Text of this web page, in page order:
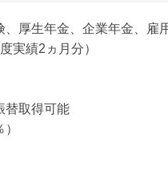
、厚生年金、企業年金、雇
実績2ヵ月分）
替取得可能